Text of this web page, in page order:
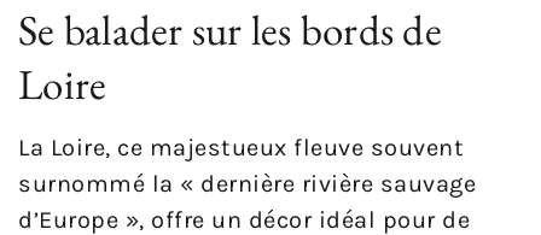
Se balader sur les bords de
Loire
La Loire, ce majestueux fleuve souvent
surnommé la « dernière rivière sauvage
d’Europe », offre un décor idéal pour de